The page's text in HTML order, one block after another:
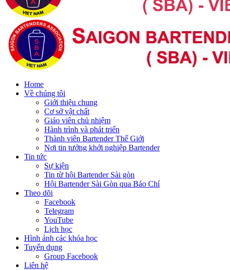
Home
Về chúng tôi
Giới thiệu chung
Cơ sở vật chất
Giáo viên chủ nhiệm
Hành trình và phát triển
Thành viên Bartender Thế Giới
Nơi tin tưởng khởi nghiệp Bartender
Tin tức
Sự kiện
Tin từ hội Bartender Sài gòn
Hội Bartender Sài Gòn qua Báo Chí
Theo dõi
Facebook
Telegram
YouTube
Lịch học
Hình ảnh các khóa học
Tuyển dụng
Group Facebook
Liên hệ